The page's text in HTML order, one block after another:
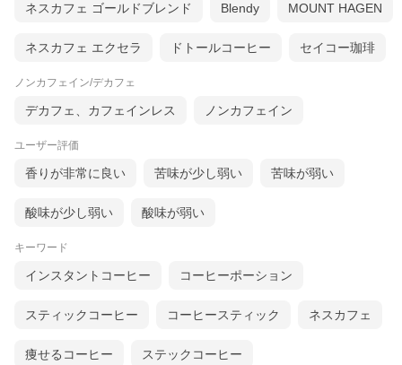
ネスカフェ ゴールドブレンド Blendy MOUNT HAGEN
ネスカフェ エクセラ ドトールコーヒー セイコー珈琲
ノンカフェイン/デカフェ
デカフェ、カフェインレス ノンカフェイン
ユーザー評価
香りが非常に良い 苦味が少し弱い 苦味が弱い
酸味が少し弱い 酸味が弱い
キーワード
インスタントコーヒー コーヒーポーション
スティックコーヒー コーヒースティック ネスカフェ
痩せるコーヒー ステックコーヒー